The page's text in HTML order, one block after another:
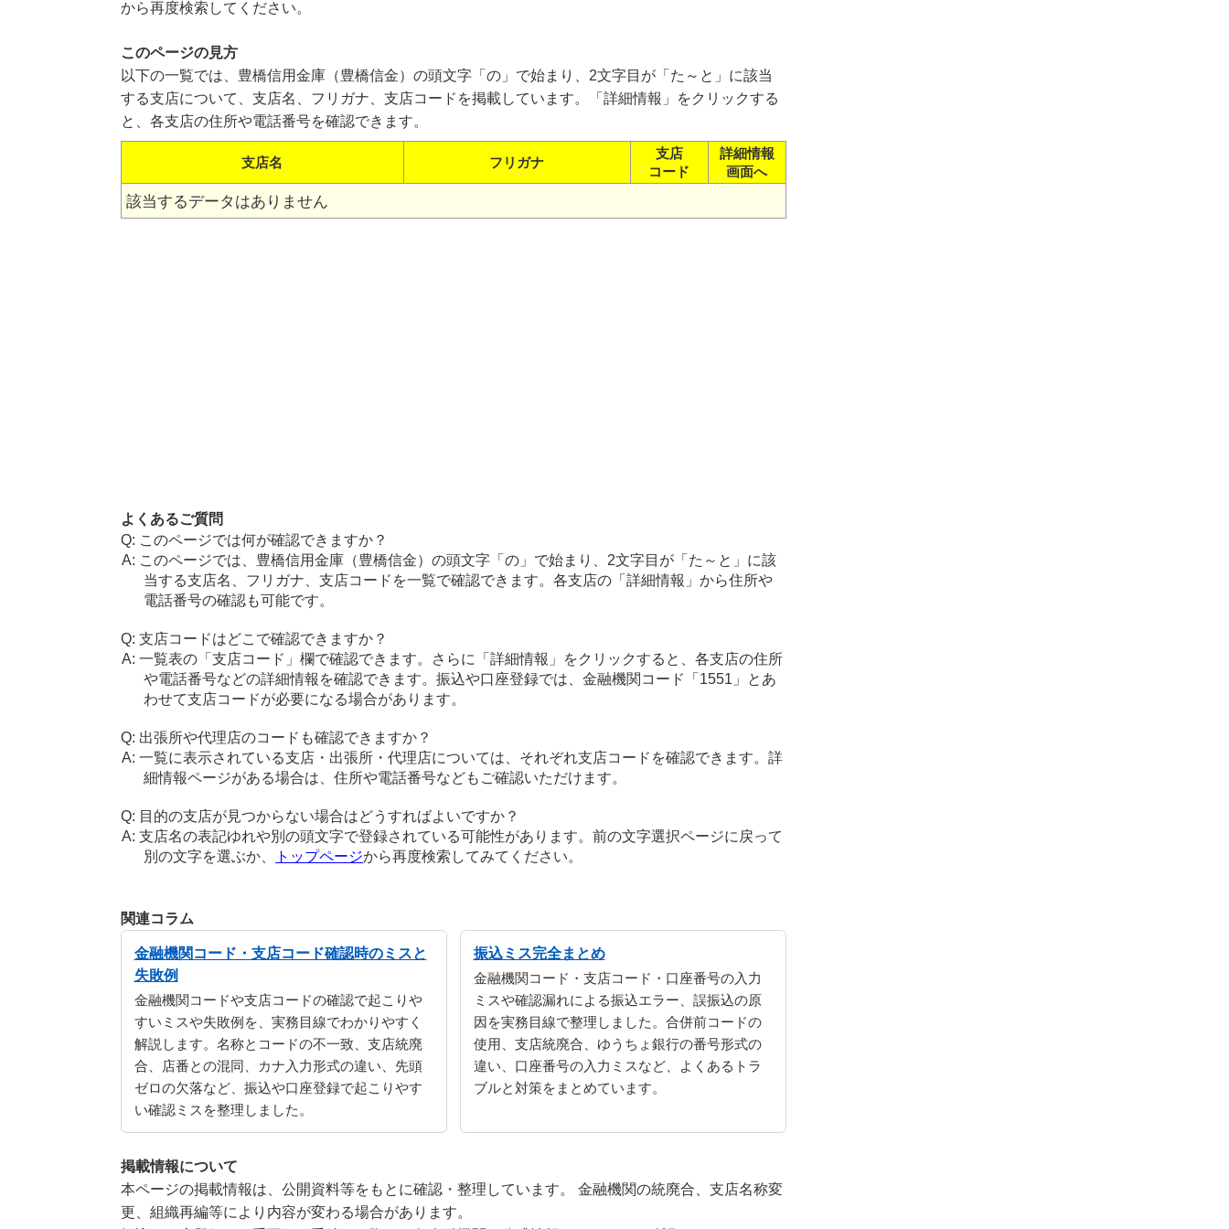
から再度検索してください。
このページの見方
以下の一覧では、豊橋信用金庫（豊橋信金）の頭文字「の」で始まり、2文字目が「た～と」に該当
する支店について、支店名、フリガナ、支店コードを掲載しています。「詳細情報」をクリックする
と、各支店の住所や電話番号を確認できます。
支店名 フリガナ
支店
コード
詳細情報
画面へ
該当するデータはありません
よくあるご質問
このページでは何が確認できますか？
このページでは、豊橋信用金庫（豊橋信金）の頭文字「の」で始まり、2文字目が「た～と」に該
当する支店名、フリガナ、支店コードを一覧で確認できます。各支店の「詳細情報」から住所や
電話番号の確認も可能です。
支店コードはどこで確認できますか？
一覧表の「支店コード」欄で確認できます。さらに「詳細情報」をクリックすると、各支店の住所
や電話番号などの詳細情報を確認できます。振込や口座登録では、金融機関コード「1551」とあ
わせて支店コードが必要になる場合があります。
出張所や代理店のコードも確認できますか？
一覧に表示されている支店・出張所・代理店については、それぞれ支店コードを確認できます。詳
細情報ページがある場合は、住所や電話番号などもご確認いただけます。
目的の支店が見つからない場合はどうすればよいですか？
支店名の表記ゆれや別の頭文字で登録されている可能性があります。前の文字選択ページに戻って
別の文字を選ぶか、
トップページから再度検索してみてください。
関連コラム
金融機関コード・支店コード確認時のミスと
失敗例
金融機関コードや支店コードの確認で起こりや
すいミスや失敗例を、実務目線でわかりやすく
解説します。名称とコードの不一致、支店統廃
合、店番との混同、カナ入力形式の違い、先頭
ゼロの欠落など、振込や口座登録で起こりやす
い確認ミスを整理しました。
振込ミス完全まとめ
金融機関コード・支店コード・口座番号の入力
ミスや確認漏れによる振込エラー、誤振込の原
因を実務目線で整理しました。合併前コードの
使用、支店統廃合、ゆうちょ銀行の番号形式の
違い、口座番号の入力ミスなど、よくあるトラ
ブルと対策をまとめています。
掲載情報について
本ページの掲載情報は、公開資料等をもとに確認・整理しています。 金融機関の統廃合、支店名称変
更、組織再編等により内容が変わる場合があります。